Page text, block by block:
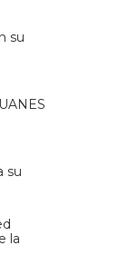
su
su
la